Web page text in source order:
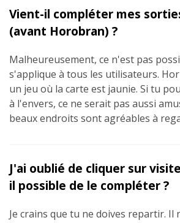
Vient-il compléter mes
(avant Horobran) ?
Malheureusement, ce n'est pas
s'applique à tous les utilisateurs.
un jeu où la carte est jaunie. Si tu
à l'envers, ce ne serait pas aussi
beaux endroits sont agréables à
J'ai oublié de cliquer sur
il possible de le compléter ?
Je crains que tu ne doives repartir. Il